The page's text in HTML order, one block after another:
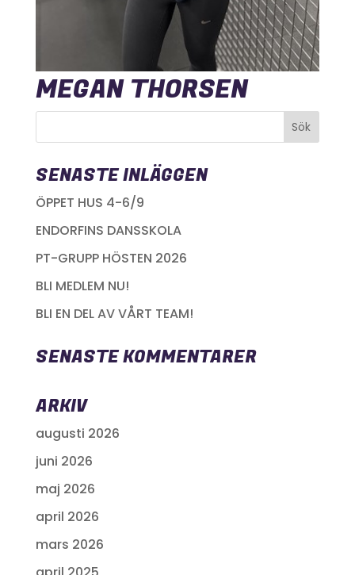
MEGAN THORSEN
SENASTE INLÄGGEN
ÖPPET HUS 4-6/9
ENDORFINS DANSSKOLA
PT-GRUPP HÖSTEN 2026
BLI MEDLEM NU!
BLI EN DEL AV VÅRT TEAM!
SENASTE KOMMENTARER
ARKIV
augusti 2026
juni 2026
maj 2026
april 2026
mars 2026